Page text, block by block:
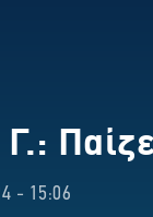
- 15:06